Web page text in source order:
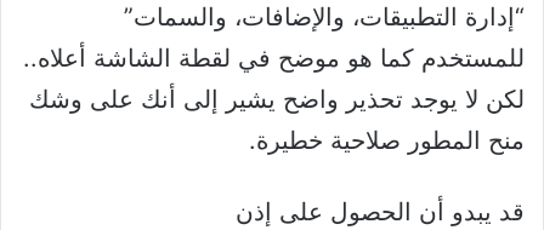
“إدارة التطبيقات، والإضافات، والسمات”
للمستخدم كما هو موضح في لقطة الشاشة أعلاه..
لكن لا يوجد تحذير واضح يشير إلى أنك على وشك
منح المطور صلاحية خطيرة.
قد يبدو أن الحصول على إذن